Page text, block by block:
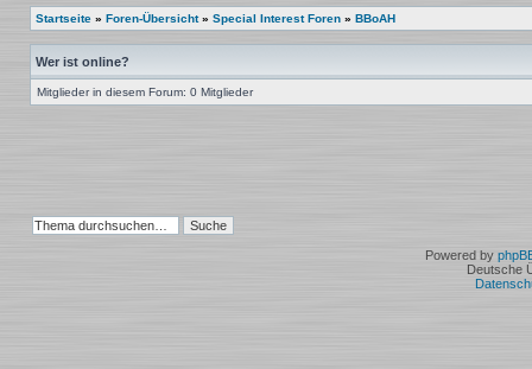
Startseite » Foren-Übersicht» Special Interest Foren » BBoAH
Wer ist online?
Mitglieder in diesem Forum: 0 Mitglieder
Powered by
Deutsche